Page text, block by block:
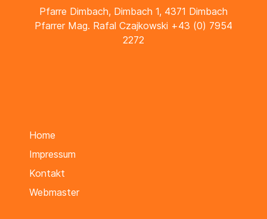
Pfarre Dimbach, Dimbach 1, 4371 Dimbach
Pfarrer Mag. Rafal Czajkowski +43 (0) 7954
2272
Home
Impressum
Kontakt
Webmaster